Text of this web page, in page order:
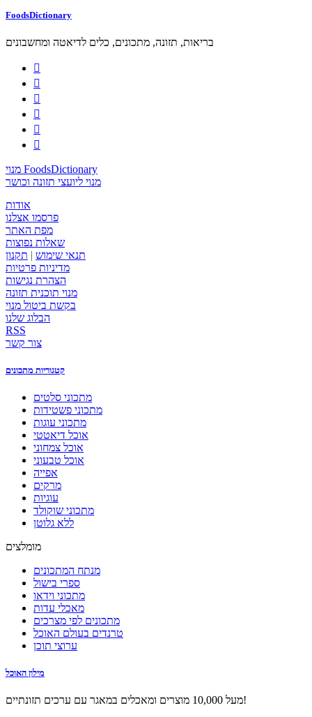
FoodsDictionary
בריאות, תזונה, מתכונים, כלים לדיאטה ומחשבונים






מנוי FoodsDictionary
מנוי ליועצי תזונה וכושר
אודות
פרסמו אצלנו
מפת האתר
שאלות נפוצות
תנאי שימוש | תקנון
מדיניות פרטיות
הצהרת נגישות
מנוי תוכנית תזונה
בקשת ביטול מנוי
הבלוג שלנו
RSS
צור קשר
קטגוריות מתכונים
מתכוני סלטים
מתכוני פשטידות
מתכוני עוגות
אוכל דיאטטי
אוכל צמחוני
אוכל טבעוני
אפייה
מרקים
עוגיות
מתכוני שוקולד
ללא גלוטן
מומלצים
מנתח המתכונים
ספרי בישול
מתכוני וידאו
מאכלי עדות
מתכונים לפי מצרכים
טרנדים בעולם האוכל
ערוצי תוכן
מילון האוכל
מעל 10,000 מוצרים ומאכלים במאגר עם ערכים תזונתיים!